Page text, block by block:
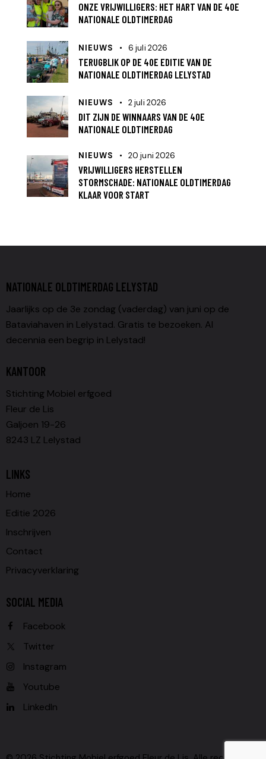
ONZE VRIJWILLIGERS: HET HART VAN DE 40E
NATIONALE OLDTIMERDAG
NIEUWS 6 juli 2026
TERUGBLIK OP DE 40E EDITIE VAN DE
NATIONALE OLDTIMERDAG LELYSTAD
NIEUWS 2 juli 2026
DIT ZIJN DE WINNAARS VAN DE 40E
NATIONALE OLDTIMERDAG
NIEUWS 20 juni 2026
VRIJWILLIGERS HERSTELLEN
STORMSCHADE: NATIONALE OLDTIMERDAG
KLAAR VOOR START
NATIONALE OLDTIMERDAG LELYSTAD
Jaarlijks op de 3e zondag (vaderdag) van juni op de
Bataviahaven in Lelystad. Gratis te bezoeken. Al
decennia een begrip in Lelystad!
KANTOOR
Stichting Mobiel erfgoed
Fleur de Lis
Galjoen 19-26
8243 LZ Lelystad
LINKS
Home
Editie 2026
Inschrijven
Contact
Privacyverklaring
SOCIAL MEDIA
Facebook
Twitter
Instagram
Youtube
LinkedIn